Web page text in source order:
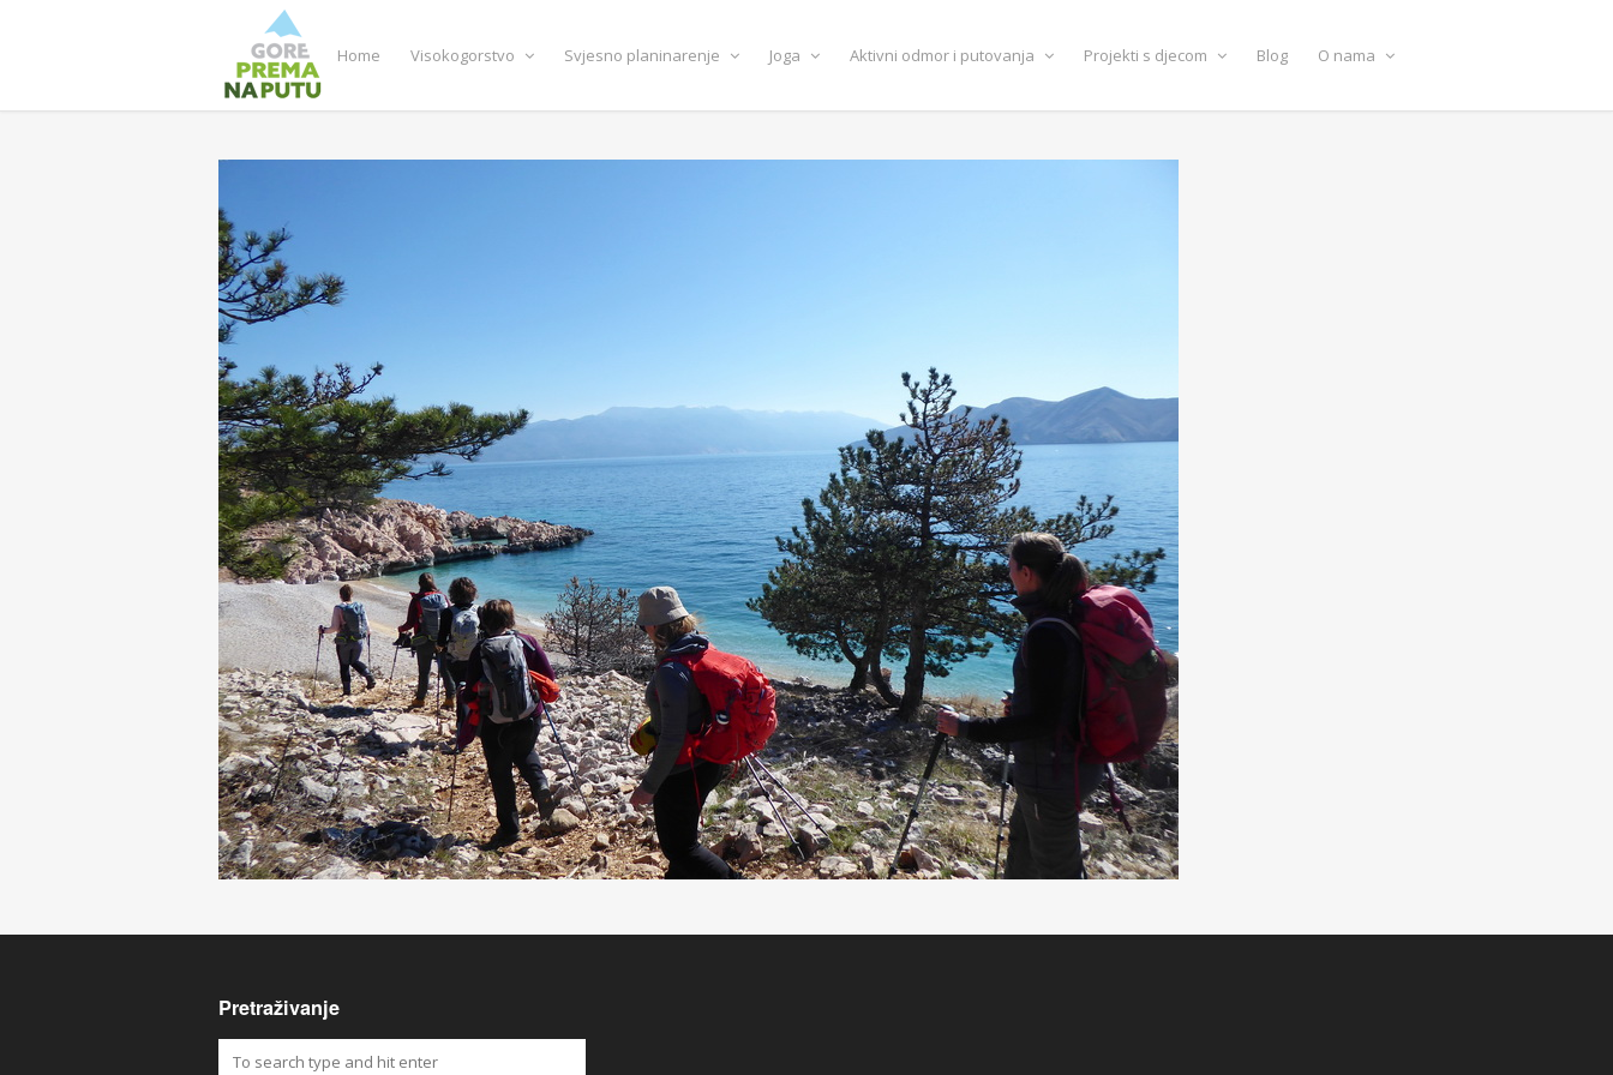
Home Visokogorstvo Svjesno planinarenje Joga Aktivni odmor i putovanja Projekti s djecom Blog O nama
Pretraživanje